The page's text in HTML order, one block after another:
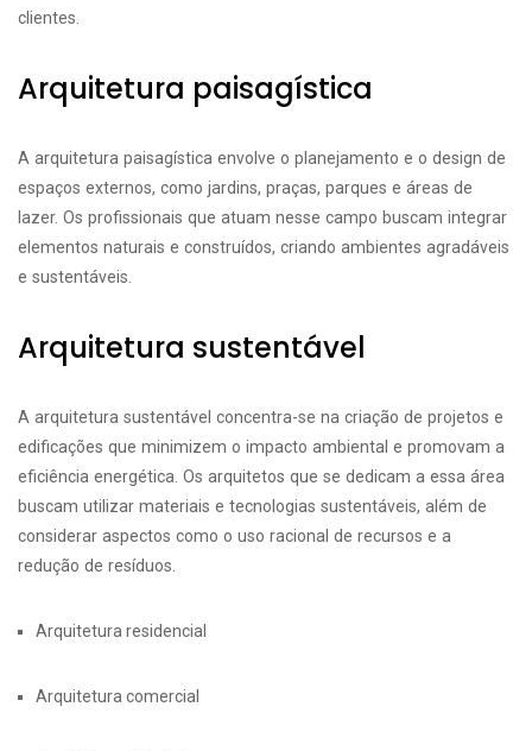
clientes.
Arquitetura paisagística
A arquitetura paisagística envolve o planejamento e o design de
espaços externos, como jardins, praças, parques e áreas de
lazer. Os profissionais que atuam nesse campo buscam integrar
elementos naturais e construídos, criando ambientes agradáveis
e sustentáveis.
Arquitetura sustentável
A arquitetura sustentável concentra-se na criação de projetos e
edificações que minimizem o impacto ambiental e promovam a
eficiência energética. Os arquitetos que se dedicam a essa área
buscam utilizar materiais e tecnologias sustentáveis, além de
considerar aspectos como o uso racional de recursos e a
redução de resíduos.
Arquitetura residencial
Arquitetura comercial